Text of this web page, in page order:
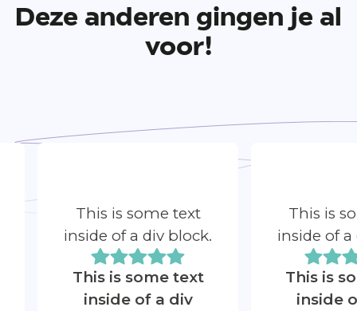
Deze anderen gingen je al
voor!
This is some text
inside of a div block.
This is some text
inside of a div
This is
inside of
This is
inside